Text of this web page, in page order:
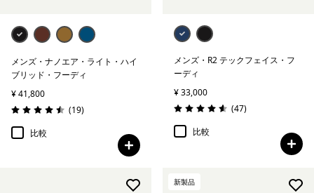
メンズ・ナノエア・ライト・ハイ
ブリッド・フーディ
¥ 41,800
評価: 4.5 / 5
(19レビュー
)
比較
メンズ・R2 テックフェイス・フ
ーディ
¥ 33,000
評価: 4.6 / 5
(47レビュー
)
比較
新製品